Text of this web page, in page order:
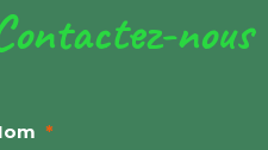
nous
*